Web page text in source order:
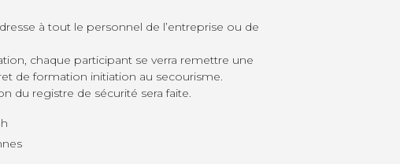
à tout le personnel de l’entreprise ou de
chaque participant se verra remettre une
de formation initiation au secourisme.
du registre de sécurité sera faite.